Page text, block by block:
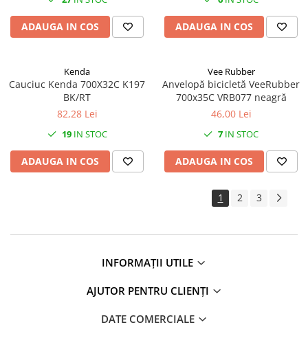
Pinioane Spate
Sistem Frânare
Accesorii Sistem Frânare
Accesorii Cabluri
Adaptor Disc Center Lock
Capeti Cablu/Teaca
Cartus Saboti Frana
Adaptor Etrier/Disc-uri
ADAUGA IN COS ADAUGA IN COS
Kenda
Cauciuc Kenda 700X32C K197
BK/RT
82,28 Lei
19IN STOC
ADAUGA IN COS
Vee Rubber
Anvelopă bicicletă VeeRubber
700x35C VRB077 neagră
46,00 Lei
7 IN STOC
ADAUGA IN COS
1 2 3
INFORMAȚII UTILE
AJUTOR PENTRU CLIENȚI
DATE COMERCIALE